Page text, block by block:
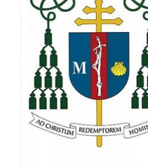
Kontakt
POMOC
Standardy ochrony